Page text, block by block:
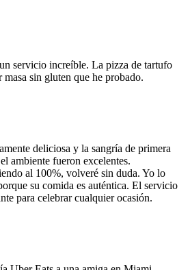
servicio increíble. La pizza de tartufo
sin gluten que he probado.
deliciosa y la sangría de primera
ambiente fueron excelentes.
al 100%, volveré sin duda. Yo lo
su comida es auténtica. El servicio
para celebrar cualquier ocasión.